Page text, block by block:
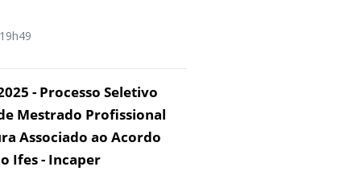
- Processo Seletivo
Mestrado Profissional
Associado ao Acordo
Ifes - Incaper